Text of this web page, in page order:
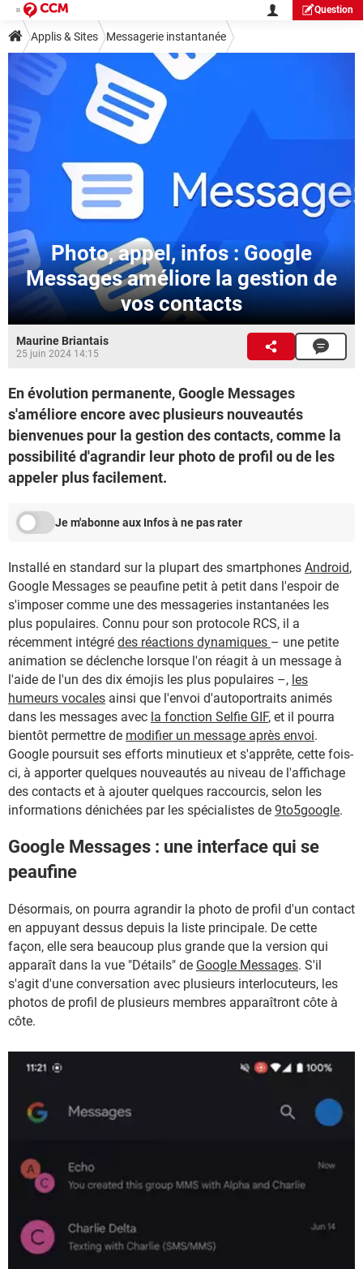
Question
Applis & Sites Messagerie instantanée
Photo, appel, infos : Google
Messages améliore la gestion de
vos contacts
Maurine Briantais
25 juin 2024 14:15
En évolution permanente, Google Messages
s'améliore encore avec plusieurs nouveautés
bienvenues pour la gestion des contacts, comme la
possibilité d'agrandir leur photo de profil ou de les
appeler plus facilement.
Je m'abonne aux Infos à ne pas rater
Installé en standard sur la plupart des smartphones Android,
Google Messages se peaufine petit à petit dans l'espoir de
s'imposer comme une des messageries instantanées les
plus populaires. Connu pour son protocole RCS, il a
récemment intégré des réactions dynamiques – une petite
animation se déclenche lorsque l'on réagit à un message à
l'aide de l'un des dix émojis les plus populaires –, les
humeurs vocales ainsi que l'envoi d'autoportraits animés
dans les messages avec la fonction Selfie GIF, et il pourra
bientôt permettre de modifier un message après envoi.
Google poursuit ses efforts minutieux et s'apprête, cette fois-
ci, à apporter quelques nouveautés au niveau de l'affichage
des contacts et à ajouter quelques raccourcis, selon les
informations dénichées par les spécialistes de 9to5google.
Google Messages : une interface qui se
peaufine
Désormais, on pourra agrandir la photo de profil d'un contact
en appuyant dessus depuis la liste principale. De cette
façon, elle sera beaucoup plus grande que la version qui
apparaît dans la vue "Détails" de Google Messages. S'il
s'agit d'une conversation avec plusieurs interlocuteurs, les
photos de profil de plusieurs membres apparaîtront côte à
côte.